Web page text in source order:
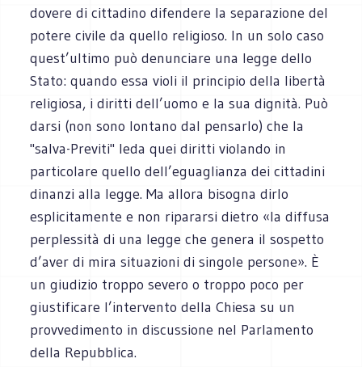
dovere di cittadino difendere la separazione del
potere civile da quello religioso. In un solo caso
quest’ultimo può denunciare una legge dello
Stato: quando essa violi il principio della libertà
religiosa, i diritti dell’uomo e la sua dignità. Può
darsi (non sono lontano dal pensarlo) che la
"salva-Previti" leda quei diritti violando in
particolare quello dell’eguaglianza dei cittadini
dinanzi alla legge. Ma allora bisogna dirlo
esplicitamente e non ripararsi dietro «la diffusa
perplessità di una legge che genera il sospetto
d’aver di mira situazioni di singole persone». È
un giudizio troppo severo o troppo poco per
giustificare l’intervento della Chiesa su un
provvedimento in discussione nel Parlamento
della Repubblica.